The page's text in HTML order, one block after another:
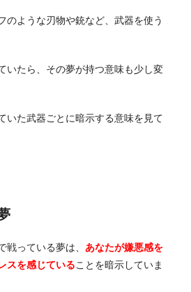
のような刃物や銃など、武器を使う
いたら、その夢が持つ意味も少し変
いた武器ごとに暗示する意味を見て
戦っている夢は、 あなたが嫌悪感を
スを感じていることを暗示していま